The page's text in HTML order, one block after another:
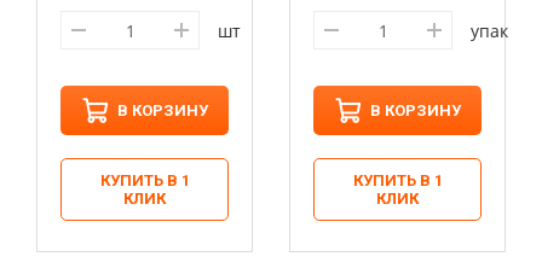
шт
В КОРЗИНУ
КУПИТЬ В 1
КЛИК
упак
В КОРЗИНУ
КУПИТЬ В 1
КЛИК